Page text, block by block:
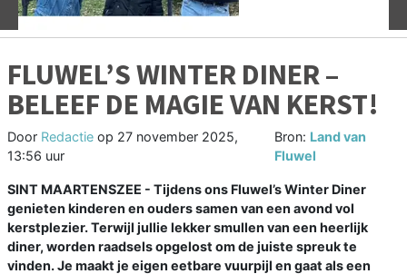
FLUWEL’S WINTER DINER –
BELEEF DE MAGIE VAN KERST!
Door Redactie op 27 november 2025,
13:56 uur
Bron: Land van
Fluwel
SINT MAARTENSZEE - Tijdens ons Fluwel’s Winter Diner
genieten kinderen en ouders samen van een avond vol
kerstplezier. Terwijl jullie lekker smullen van een heerlijk
diner, worden raadsels opgelost om de juiste spreuk te
vinden. Je maakt je eigen eetbare vuurpijl en gaat als een